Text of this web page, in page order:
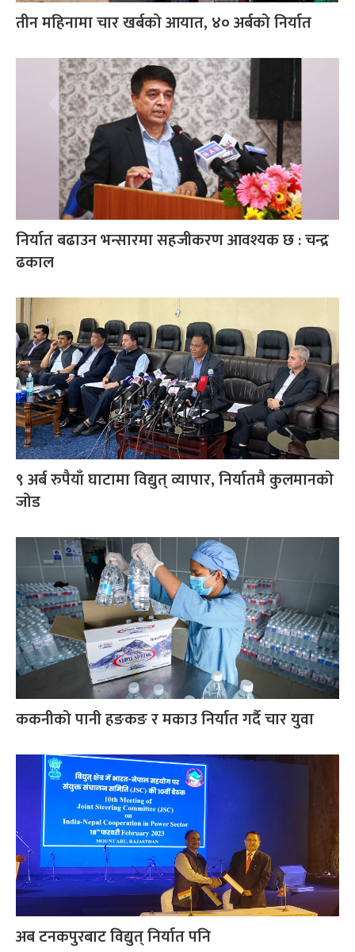
तीन महिनामा चार खर्बको आयात, ४० अर्बको निर्यात
निर्यात बढाउन भन्सारमा सहजीकरण आवश्यक छ : चन्द्र
ढकाल
९ अर्ब रुपैयाँ घाटामा विद्युत् व्यापार, निर्यातमै कुलमानको
जोड
ककनीको पानी हङकङ र मकाउ निर्यात गर्दै चार युवा
अब टनकपुरबाट विद्युत् निर्यात पनि